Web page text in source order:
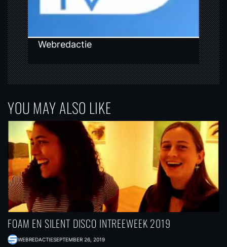
Webredactie
YOU MAY ALSO LIKE
FOAM EN SILENT DISCO INTREEWEEK 2019
WEBREDACTIESEPTEMBER 26, 2019